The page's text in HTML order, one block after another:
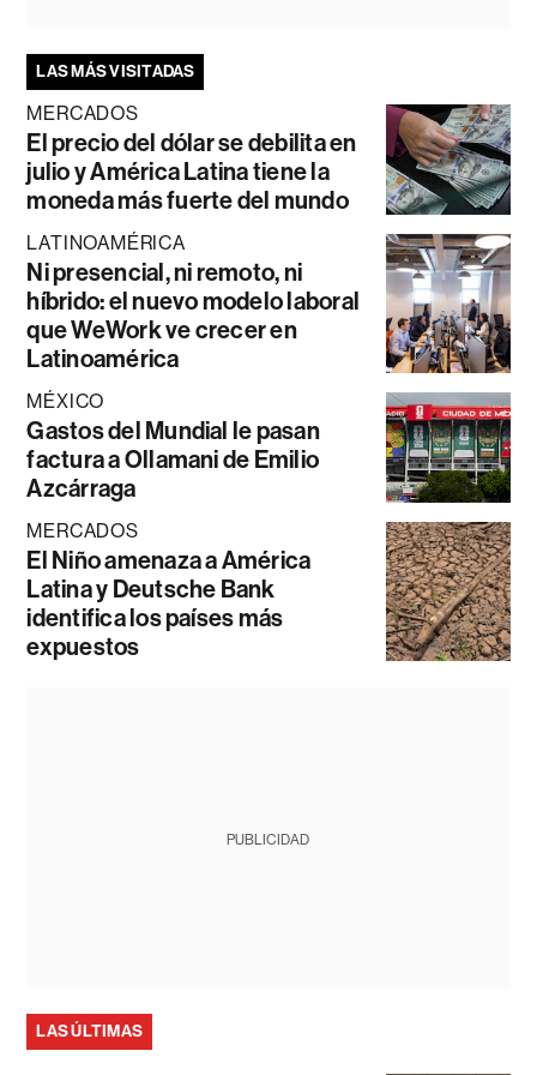
LAS MÁS VISITADAS
MERCADOS
El precio del dólar se debilita en
julio y América Latina tiene la
moneda más fuerte del mundo
LATINOAMÉRICA
Ni presencial, ni remoto, ni
híbrido: el nuevo modelo laboral
que WeWork ve crecer en
Latinoamérica
MÉXICO
Gastos del Mundial le pasan
factura a Ollamani de Emilio
Azcárraga
MERCADOS
El Niño amenaza a América
Latina y Deutsche Bank
identifica los países más
expuestos
PUBLICIDAD
LAS ÚLTIMAS